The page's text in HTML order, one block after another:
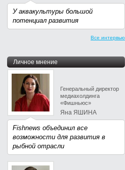
У аквакультуры большой
потенциал развития
Все интервью
Личное мнение
Генеральный директор
медиахолдинга
«Фишньюс»
Яна ЯШИНА
Fishnews объединил все
возможности для развития в
рыбной отрасли